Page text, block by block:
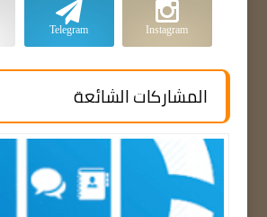
Instagram
Telegram
المشاركات الشائعة